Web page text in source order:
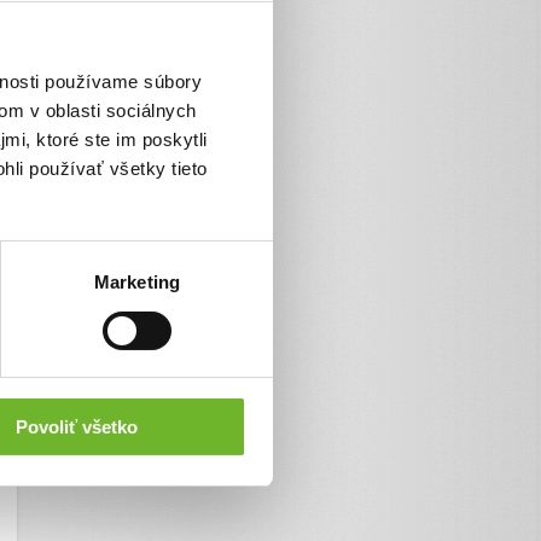
používame súbory
v oblasti sociálnych
ktoré ste im poskytli
používať všetky tieto
Marketing
Povoliť všetko